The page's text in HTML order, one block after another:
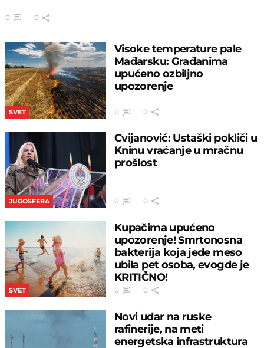
0 0
SVET
Visoke temperature pale
Mađarsku: Građanima
upućeno ozbiljno
upozorenje
0 0
JUGOSFERA
Cvijanović: Ustaški pokliči u
Kninu vraćanje u mračnu
prošlost
0 0
SVET
Kupačima upućeno
upozorenje! Smrtonosna
bakterija koja jede meso
ubila pet osoba, evogde je
KRITIČNO!
0 0
Novi udar na ruske
rafinerije, na meti
energetska infrastruktura